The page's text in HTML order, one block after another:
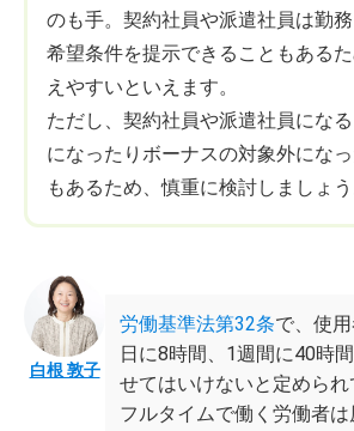
のも手。契約社員や派遣社員は勤務
希望条件を提示できることもある
えやすいといえます。
ただし、契約社員や派遣社員にな
になったりボーナスの対象外にな
もあるため、慎重に検討しましょう
白根 敦子
労働基準法第32条で、使
日に8時間、1週間に40時
せてはいけないと定められ
フルタイムで働く労働者